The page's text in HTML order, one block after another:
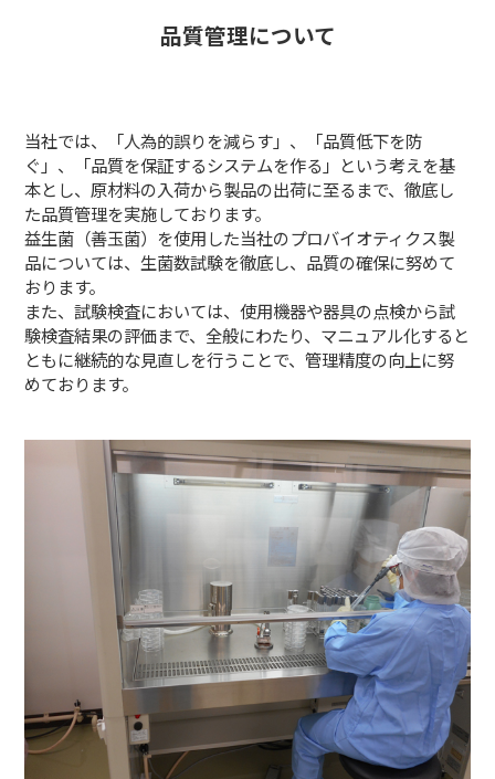
品質管理について
当社では、「人為的誤りを減らす」、「品質低下を防
ぐ」、「品質を保証するシステムを作る」という考えを基
本とし、原材料の入荷から製品の出荷に至るまで、徹底し
た品質管理を実施しております。
益生菌（善玉菌）を使用した当社のプロバイオティクス製
品については、生菌数試験を徹底し、品質の確保に努めて
おります。
また、試験検査においては、使用機器や器具の点検から試
験検査結果の評価まで、全般にわたり、マニュアル化すると
ともに継続的な見直しを行うことで、管理精度の向上に努
めております。